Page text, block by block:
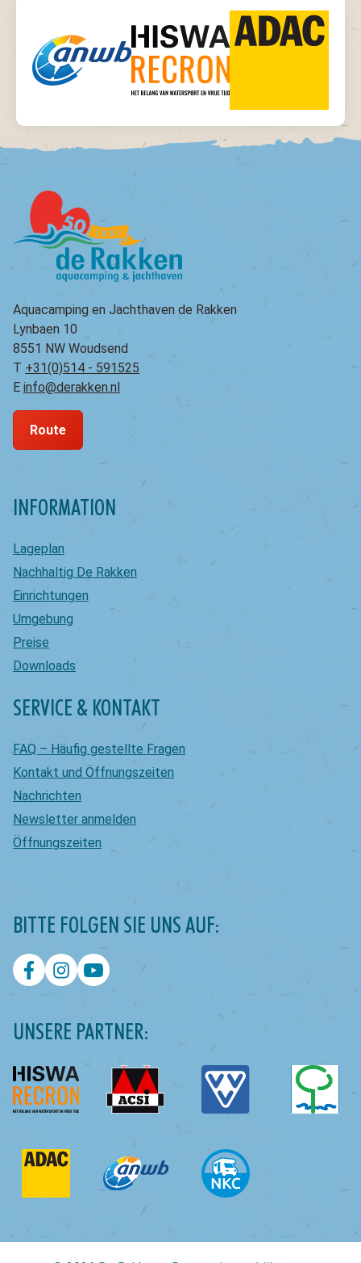
Aquacamping en Jachthaven de Rakken
Lynbaen 10
8551 NW Woudsend
T +31(0)514 - 591525
E info@derakken.nl
Route
INFORMATION
Lageplan
Nachhaltig De Rakken
Einrichtungen
Umgebung
Preise
Downloads
SERVICE & KONTAKT
FAQ – Häufig gestellte Fragen
Kontakt und Öffnungszeiten
Nachrichten
Newsletter anmelden
Öffnungszeiten
BITTE FOLGEN SIE UNS AUF:
UNSERE PARTNER: